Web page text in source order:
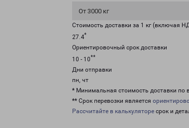
От 3000 кг
Стоимость доставки за 1 кг (включая
27.4*
Ориентировочный срок доставки
10 - 10**
Дни отправки
пн, чт
* Минимальная стоимость доставки по
** Срок перевозки является
Рассчитайте в калькуляторе срок и